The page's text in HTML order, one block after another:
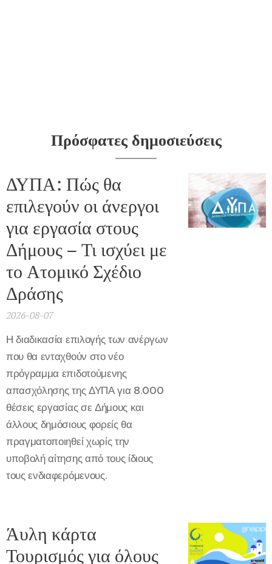
Πρόσφατες δημοσιεύσεις
ΔΥΠΑ: Πώς θα
επιλεγούν οι άνεργοι
για εργασία στους
Δήμους – Τι ισχύει με
το Ατομικό Σχέδιο
Δράσης
2026-08-07
Η διαδικασία επιλογής των ανέργων
που θα ενταχθούν στο νέο
πρόγραμμα επιδοτούμενης
απασχόλησης της ΔΥΠΑ για 8.000
θέσεις εργασίας σε Δήμους και
άλλους δημόσιους φορείς θα
πραγματοποιηθεί χωρίς την
υποβολή αίτησης από τους ίδιους
τους ενδιαφερόμενους.
Άυλη κάρτα
Τουρισμός για όλους